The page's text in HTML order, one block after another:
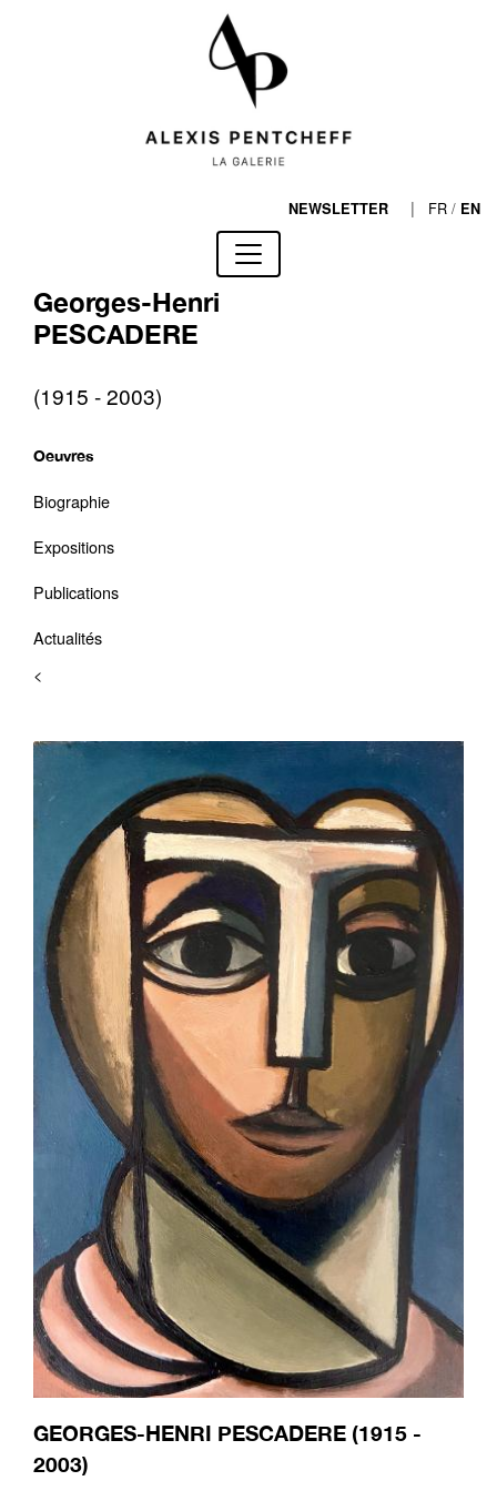
NEWSLETTER | FR / EN
Georges-Henri
PESCADERE
(1915 - 2003)
Oeuvres
Biographie
Expositions
Publications
Actualités
<
GEORGES-HENRI PESCADERE (1915 -
2003)